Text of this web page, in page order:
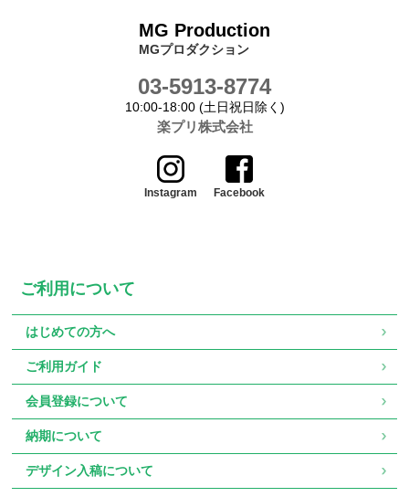
MG Production
MGプロダクション
03-5913-8774
10:00-18:00 (土日祝日除く)
楽プリ株式会社
Instagram Facebook
ご利用について
はじめての方へ
ご利用ガイド
会員登録について
納期について
デザイン入稿について